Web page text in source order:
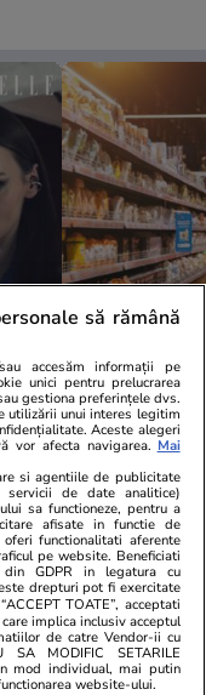
Înscrie-te
voucher de
să rămână
accesăm informații pe
unici pentru prelucrarea
gestiona preferințele dvs.
utilizării unui interes legitim
Aceste alegeri
vor afecta navigarea. Mai
si agentiile de publicitate
de date analitice)
sa functioneze, pentru a
afisate in functie de
functionalitati aferente
pe website. Beneficiati
GDPR in legatura cu
drepturi pot fi exercitate
TOATE”, acceptati
implica inclusiv acceptul
de catre Vendor-ii cu
MODIFIC SETARILE
mod individual, mai putin
website-ului.